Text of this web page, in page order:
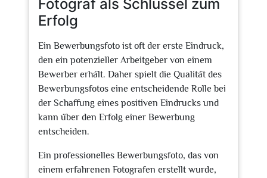
Fotograf als Schlüssel zum
Erfolg
Ein Bewerbungsfoto ist oft der erste Eindruck,
den ein potenzieller Arbeitgeber von einem
Bewerber erhält. Daher spielt die Qualität des
Bewerbungsfotos eine entscheidende Rolle bei
der Schaffung eines positiven Eindrucks und
kann über den Erfolg einer Bewerbung
entscheiden.
Ein professionelles Bewerbungsfoto, das von
einem erfahrenen Fotografen erstellt wurde,